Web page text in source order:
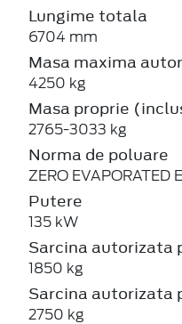
Lungime totala
6704 mm
Masa maxima
4250 kg
Masa proprie
2765-3033 kg
Norma de poluare
ZERO EVAPORATED
Putere
135 kW
Sarcina autorizata
1850 kg
Sarcina autorizata
2750 kg